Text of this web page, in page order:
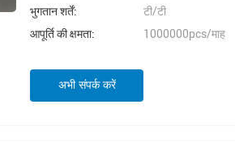
भुगतान शर्तें:
टी/टी
आपूर्ति की क्षमता:
1000000pcs/माह
अभी संपर्क करें